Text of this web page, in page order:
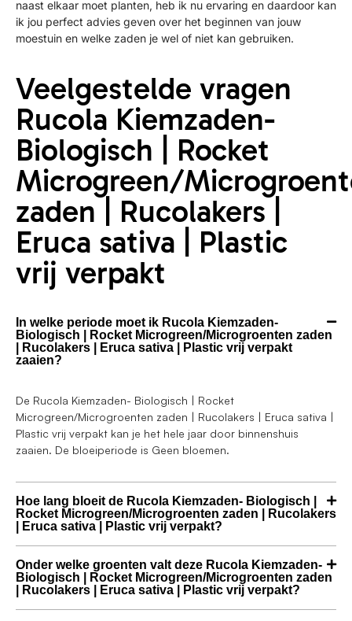
naast elkaar moet planten, heb ik nu ervaring en daardoor kan
ik jou perfect advies geven over het beginnen van jouw
moestuin en welke zaden je wel of niet kan gebruiken.
Veelgestelde vragen
Rucola Kiemzaden-
Biologisch | Rocket
Microgreen/
zaden | Rucolakers |
Eruca sativa | Plastic
vrij verpakt
In welke periode moet ik Rucola Kiemzaden-
Biologisch | Rocket Microgreen/Microgroenten zaden
| Rucolakers | Eruca sativa | Plastic vrij verpakt
zaaien?
De Rucola Kiemzaden- Biologisch | Rocket
Microgreen/Microgroenten zaden | Rucolakers | Eruca sativa |
Plastic vrij verpakt kan je het hele jaar door binnenshuis
zaaien. De bloeiperiode is Geen bloemen.
Hoe lang bloeit de Rucola Kiemzaden- Biologisch |
Rocket Microgreen/Microgroenten zaden | Rucolakers
| Eruca sativa | Plastic vrij verpakt?
Onder welke groenten valt deze Rucola Kiemzaden-
Biologisch | Rocket Microgreen/Microgroenten zaden
| Rucolakers | Eruca sativa | Plastic vrij verpakt?